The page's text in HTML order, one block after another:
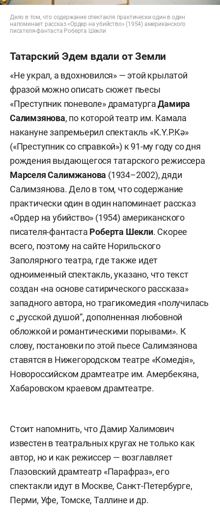
Дело в том, что содержание спектакля практически один в один
напоминает рассказ «Ордер на убийство» (1954) американского
писателя-фантаста Роберта Шекли
Татарский Эдем вдали от Земли
«Не украл, а вдохновился» — этой крылатой
фразой можно описать сюжет пьесы
«Преступник поневоле» драматургаДамира
Салимзянова, по которой театр им. Камала
накануне запремьерил спектакль «К.Ү.Р.Кә»
(«Преступник со справкой») к 91-му году со дня
рождения выдающегося татарского режиссера
Марселя Салимжанова (1934–2002), дяди
Салимзянова. Дело в том, что содержание
практически один в один напоминает рассказ
«Ордер на убийство» (1954) американского
писателя-фантаста Роберта Шекли. Скорее
всего, поэтому на сайте Норильского
Заполярного театра, где также идет
одноименный спектакль, указано, что текст
создан «на основе сатирического рассказа»
западного автора, но трагикомедия «получилась
с „русской душой“, дополненная любовной
обложкой и романтическими порывами». К
слову, постановки по этой пьесе Салимзянова
ставятся в Нижегородском театре «Комедiя»,
Новороссийском драмтеатре им. Амербекяна,
Хабаровском краевом драмтеатре.
Стоит напомнить, что Дамир Халимович
известен в театральных кругах не только как
автор, но и как режиссер — возглавляет
Глазовский драмтеатр «Парафраз», его
спектакли идут в Москве, Санкт-Петербурге,
Перми, Уфе, Томске, Таллине и др.